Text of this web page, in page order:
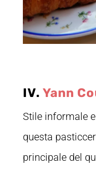
IV. Yann
Stile informale
questa
principale del